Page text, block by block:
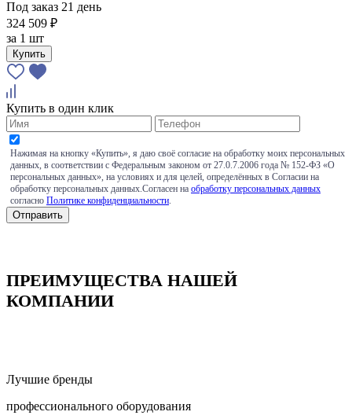
Под заказ 21 день
324 509 ₽
за 1 шт
Купить
Купить в один клик
Нажимая на кнопку «Купить», я даю своё согласие на обработку моих персональных
данных, в соответствии с Федеральным законом от 27.0.7.2006 года № 152-ФЗ «О
персональных данных», на условиях и для целей, определённых в Согласии на
обработку персональных данных.Согласен на обработку персональных данных
согласно Политике конфиденциальности
ПРЕИМУЩЕСТВА НАШЕЙ
КОМПАНИИ
Лучшие бренды
профессионального оборудования